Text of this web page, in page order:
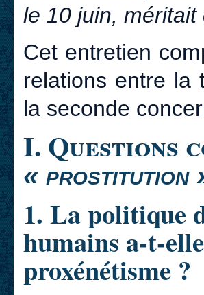
le 10 juin, méritait
Cet entretien
relations entre la
la seconde
I. Questions
« prostitution
1. La politique
humains a-t-
proxénétisme ?